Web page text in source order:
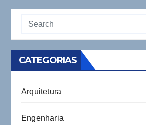
CATEGORIAS
Arquitetura
Engenharia